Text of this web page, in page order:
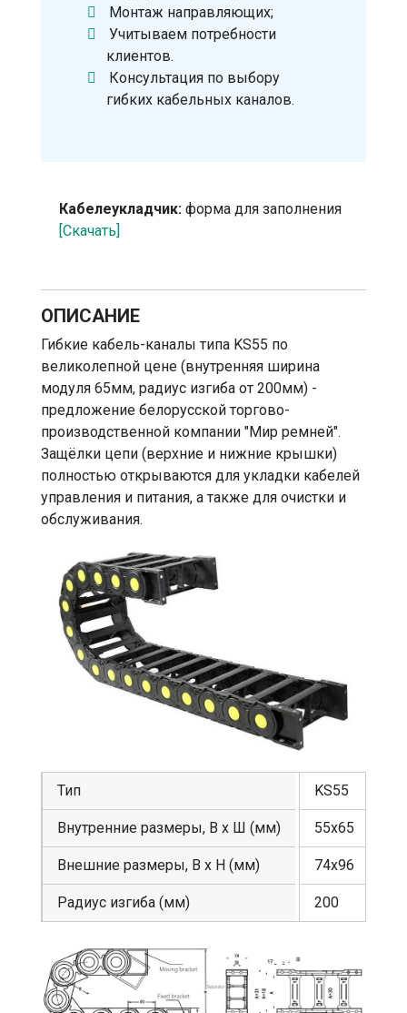
Монтаж направляющих;
Учитываем потребности
клиентов.
Консультация по выбору
гибких кабельных каналов.
Кабелеукладчик: форма для заполнения
[Скачать]
ОПИСАНИЕ
Гибкие кабель-каналы типа KS55 по
великолепной цене (внутренняя ширина
модуля 65мм, радиус изгиба от 200мм) -
предложение белорусской торгово-
производственной компании "Мир ремней".
Защёлки цепи (верхние и нижние крышки)
полностью открываются для укладки кабелей
управления и питания, а также для очистки и
обслуживания.
Тип
Внутренние размеры, В х Ш (мм)
Внешние размеры, В х Н (мм)
Радиус изгиба (мм)
KS55
55х65
74х96
200